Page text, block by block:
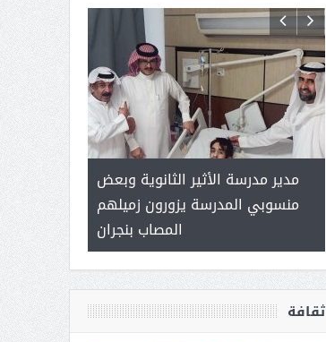
( محمد
مدير مدرسة الأثير الثانوية وبعض
منسوبي المدرسة يزورون زميلهم
المصاب بنجران
ثقافة